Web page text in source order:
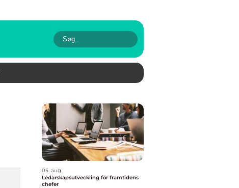
05. aug
Ledarskapsutveckling för framtidens
chefer